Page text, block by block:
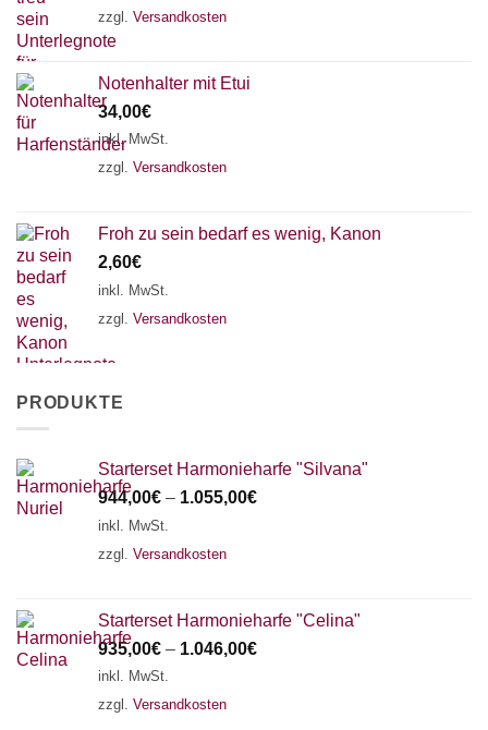
zzgl. Versandkosten
Notenhalter mit Etui
34,00€
inkl. MwSt.
zzgl. Versandkosten
Froh zu sein bedarf es wenig, Kanon
2,60€
inkl. MwSt.
zzgl. Versandkosten
PRODUKTE
Starterset Harmonieharfe "Silvana"
944,00€ – 1.055,00€
inkl. MwSt.
zzgl. Versandkosten
Starterset Harmonieharfe "Celina"
935,00€ – 1.046,00€
inkl. MwSt.
zzgl. Versandkosten